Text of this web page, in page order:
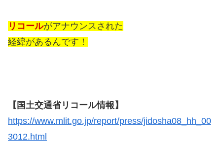
リコールがアナウンスされた
経緯があるんです！
【国土交通省リコール情報】
https://www.mlit.go.jp/report/press/jidosha08_hh_00
3012.html